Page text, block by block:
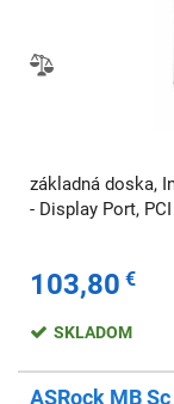
základná doska,
- Display Port,
103,80 €
SKLADOM
ASRock MB